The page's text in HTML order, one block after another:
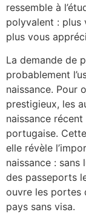
ressemble à
polyvalent : plus
plus vous
La demande de
probablement
naissance. Pour
prestigieux, les
naissance
portugaise.
elle révèle
naissance : sans
des passeports
ouvre les portes
pays sans visa.